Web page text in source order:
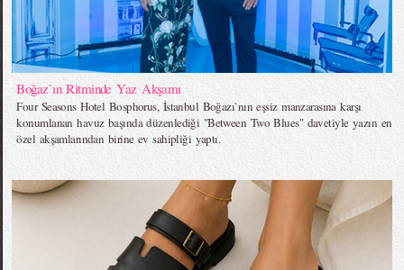
Boğaz`ın Ritminde Yaz Akşamı
Four Seasons Hotel Bosphorus, İstanbul Boğazı`nın eşsiz manzarasına karşı
konumlanan havuz başında düzenlediği "Between Two Blues" davetiyle yazın en
özel akşamlarından birine ev sahipliği yaptı.